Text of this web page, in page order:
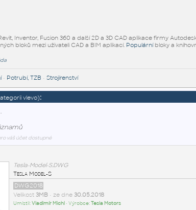
Inventor, Fusion 360 a další 2D a 3D CAD aplikace firmy
bloků mezi uživateli CAD a BIM aplikací. Populárníbloky a
• Potrubí, TZB • Strojírenství
vlevo):
váš účet dostupné
Tesla-Model-S.DWG
Tesla Model-S
DWG2018
Velikost 3MB• ze dne 30.05.2018
Umístil:Vladimír Michl• Výrobce:Tesla Motors